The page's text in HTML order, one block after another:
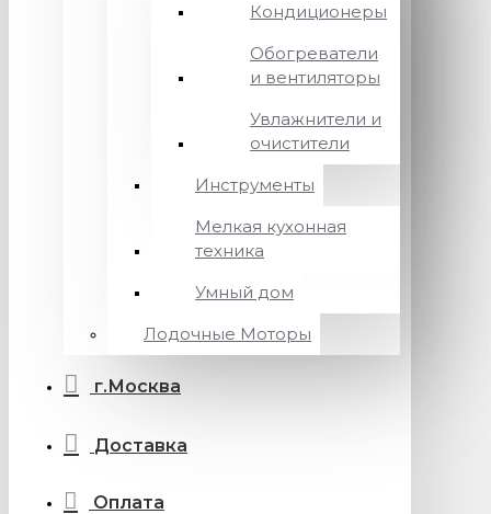
Кондиционеры
Обогреватели
и вентиляторы
Увлажнители и
очистители
Инструменты
Мелкая кухонная
техника
Умный дом
Лодочные Моторы
г.Москва
Доставка
Оплата